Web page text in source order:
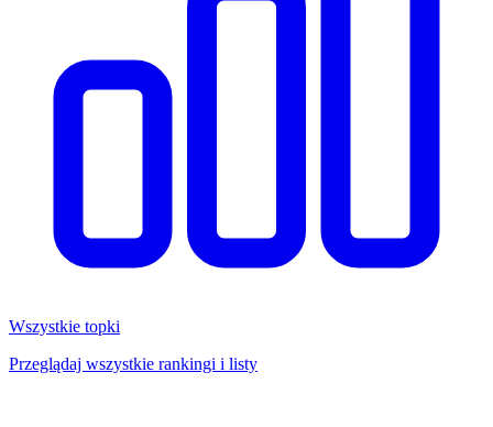
Wszystkie topki
Przeglądaj wszystkie rankingi i listy